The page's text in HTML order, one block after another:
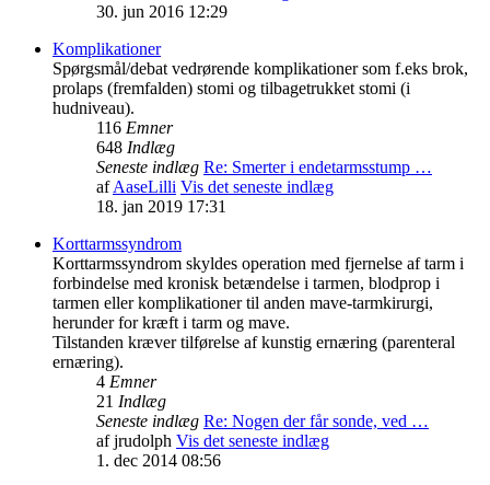
30. jun 2016 12:29
Komplikationer
Spørgsmål/debat vedrørende komplikationer som f.eks brok,
prolaps (fremfalden) stomi og tilbagetrukket stomi (i
hudniveau).
116 Emner
648 Indlæg
Seneste indlæg Re: Smerter i endetarmsstump …
afAaseLilli Vis det seneste indlæg
18. jan 2019 17:31
Korttarmssyndrom
Korttarmssyndrom skyldes operation med fjernelse af tarm i
forbindelse med kronisk betændelse i tarmen, blodprop i
tarmen eller komplikationer til anden mave-tarmkirurgi,
herunder for kræft i tarm og mave.
Tilstanden kræver tilførelse af kunstig ernæring (parenteral
ernæring).
4 Emner
21 Indlæg
Seneste indlæg Re: Nogen der får sonde, ved …
afjrudolph Vis det seneste indlæg
1. dec 2014 08:56